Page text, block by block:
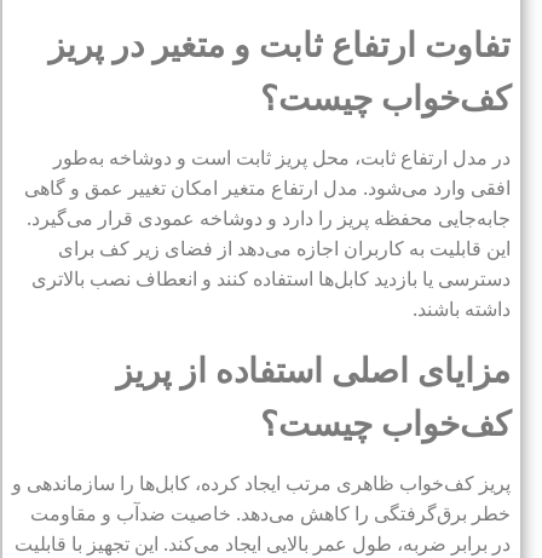
تفاوت ارتفاع ثابت و متغیر در پریز
کف‌خواب چیست؟
در مدل ارتفاع ثابت، محل پریز ثابت است و دوشاخه به‌طور
افقی وارد می‌شود. مدل ارتفاع متغیر امکان تغییر عمق و گاهی
جابه‌جایی محفظه پریز را دارد و دوشاخه عمودی قرار می‌گیرد.
این قابلیت به کاربران اجازه می‌دهد از فضای زیر کف برای
دسترسی یا بازدید کابل‌ها استفاده کنند و انعطاف نصب بالاتری
داشته باشند.
مزایای اصلی استفاده از پریز
کف‌خواب چیست؟
پریز کف‌خواب ظاهری مرتب ایجاد کرده، کابل‌ها را سازماندهی و
خطر برق‌گرفتگی را کاهش می‌دهد. خاصیت ضدآب و مقاومت
در برابر ضربه، طول عمر بالایی ایجاد می‌کند. این تجهیز با قابلیت